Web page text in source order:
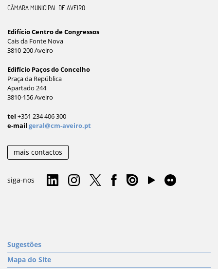
CÂMARA MUNICIPAL DE AVEIRO
Edifício Centro de Congressos
Cais da Fonte Nova
3810-200 Aveiro
Edifício Paços do Concelho
Praça da República
Apartado 244
3810-156 Aveiro
tel +351 234 406 300
e-mail geral@cm-aveiro.pt
mais contactos
siga-nos
Sugestões
Mapa do Site